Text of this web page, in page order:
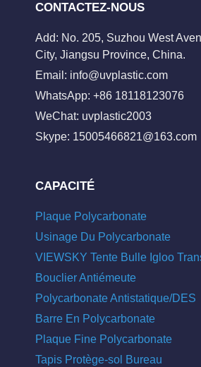
CONTACTEZ-NOUS
Add: No. 205, Suzhou West
City, Jiangsu Province, China.
Email: info@uvplastic.com
WhatsApp: +86 18118123076
WeChat: uvplastic2003
Skype: 15005466821@163.com
CAPACITÉ
Plaque Polycarbonate
Usinage Du Polycarbonate
VIEWSKY Tente Bulle Igloo
Bouclier Antiémeute
Polycarbonate Antistatique/DES
Barre En Polycarbonate
Plaque Fine Polycarbonate
Tapis Protège-sol Bureau